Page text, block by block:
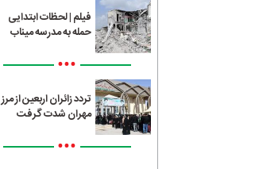
فیلم | لحظات ابتدایی
حمله به مدرسه میناب
•••
تردد زائران اربعین از مرز
مهران شدت گرفت
•••